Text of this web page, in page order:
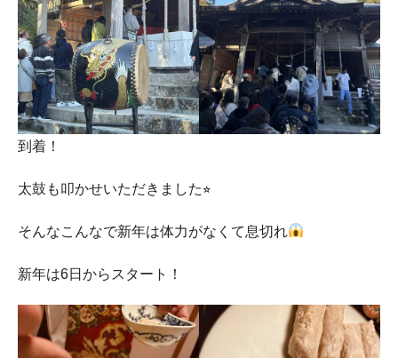
到着！
太鼓も叩かせいただきました⭐︎
そんなこんなで新年は体力がなくて息切れ
新年は6日からスタート！